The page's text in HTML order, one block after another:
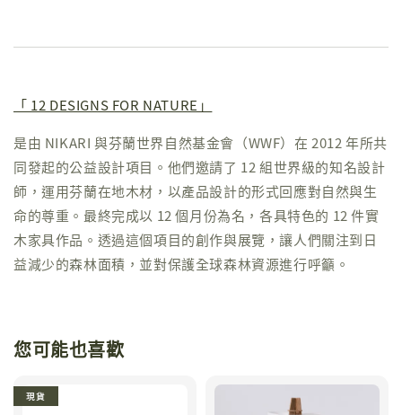
「 12 DESIGNS FOR NATURE」
是由 NIKARI 與芬蘭世界自然基金會（WWF）在 2012 年所共
同發起的公益設計項目。他們邀請了 12 組世界級的知名設計
師，運用芬蘭在地木材，以產品設計的形式回應對自然與生
命的尊重。最終完成以 12 個月份為名，各具特色的 12 件實
木家具作品。透過這個項目的創作與展覽，讓人們關注到日
益減少的森林面積，並對保護全球森林資源進行呼籲。
您可能也喜歡
現貨